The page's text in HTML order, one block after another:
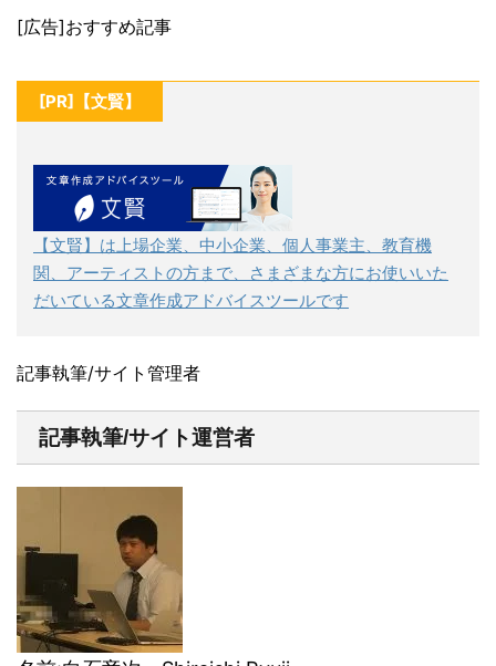
[広告]おすすめ記事
[PR]【文賢】
【文賢】は上場企業、中小企業、個人事業主、教育機
関、アーティストの方まで、さまざまな方にお使いいた
だいている文章作成アドバイスツールです
記事執筆/サイト管理者
記事執筆/サイト運営者